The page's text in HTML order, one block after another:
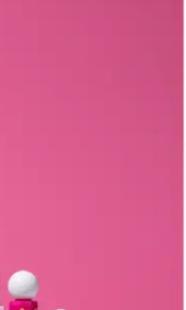
tilauksille
tai